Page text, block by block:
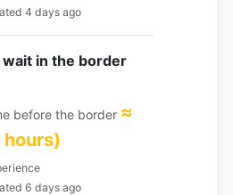
4 days ago
in the border
before the border ≈
6 days ago